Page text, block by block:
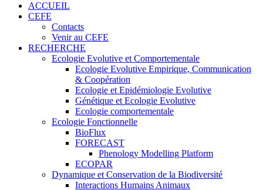
ACCUEIL
CEFE
Contacts
Venir au CEFE
RECHERCHE
Ecologie Evolutive et Comportementale
Ecologie Evolutive Empirique, Communication
& Coopération
Ecologie et Epidémiologie Evolutive
Génétique et Ecologie Evolutive
Ecologie comportementale
Ecologie Fonctionnelle
BioFlux
FORECAST
Phenology Modelling Platform
ECOPAR
Dynamique et Conservation de la Biodiversité
Interactions Humains Animaux